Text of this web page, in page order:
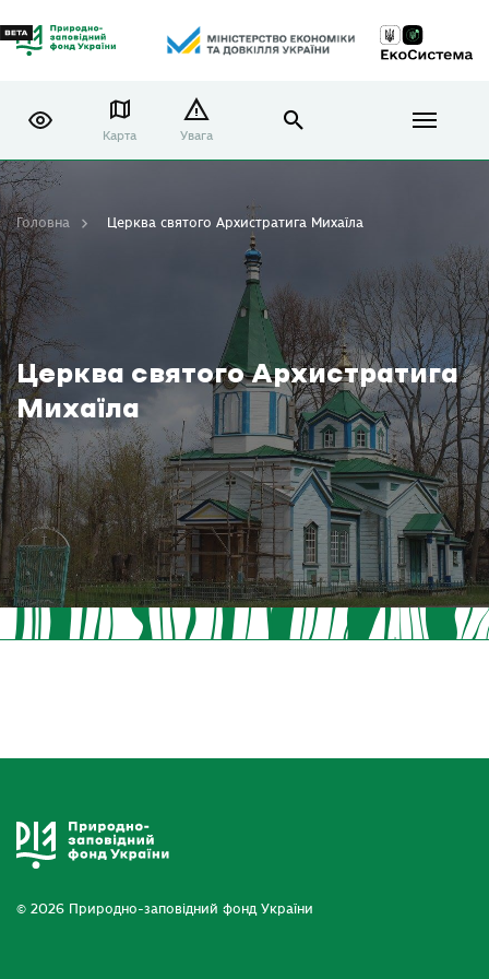
Карта Увага
Церква святого Архистратига
Михаїла
Головна Церква святого Архистратига Михаїла
© 2026 Природно-заповідний фонд України